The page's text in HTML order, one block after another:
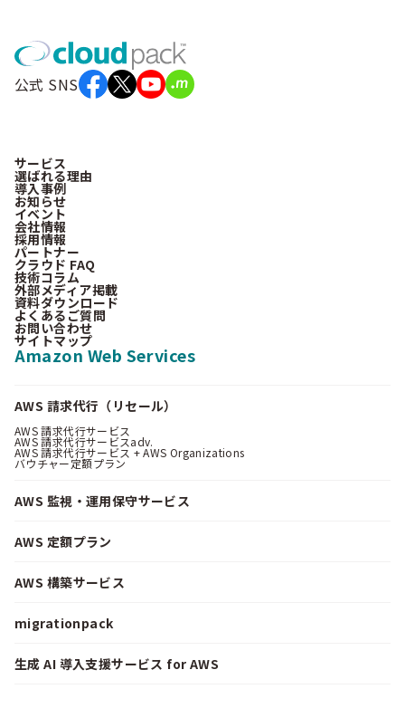
公式 SNS
サービス
選ばれる理由
導入事例
お知らせ
イベント
会社情報
採用情報
パートナー
クラウド FAQ
技術コラム
外部メディア掲載
資料ダウンロード
よくあるご質問
お問い合わせ
サイトマップ
Amazon Web Services
AWS 請求代行（リセール）
AWS 請求代行サービス
AWS 請求代行サービスadv.
AWS 請求代行サービス + AWS Organizations
バウチャー定額プラン
AWS 監視・運用保守サービス
AWS 定額プラン
AWS 構築サービス
migrationpack
生成 AI 導入支援サービス for AWS